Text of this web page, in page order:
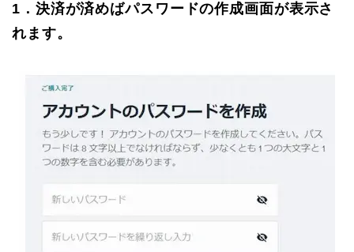
1．決済が済めばパスワードの作成画面が表示さ
れます。